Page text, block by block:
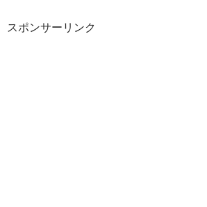
スポンサーリンク